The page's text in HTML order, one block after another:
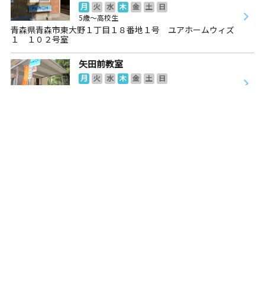
月 火 水 木 金 土
日
5歳～高校生
青森県青森市東大野１丁目１８番地１号 ユアホームウィズ
１ １０２号室
矢田前教室
月 火 水 木 金 土
日